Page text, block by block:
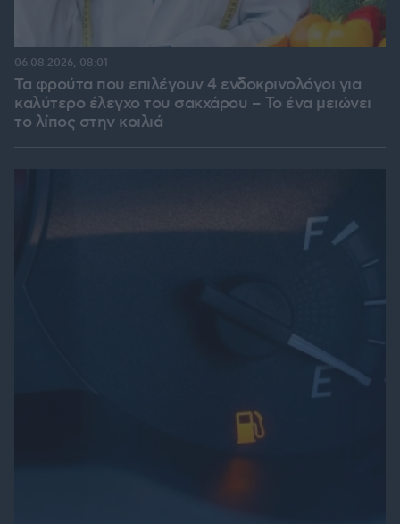
Τα φρούτα που επιλέγουν 4 ενδοκρινολόγοι για
καλύτερο έλεγχο του σακχάρου – Το ένα μειώνει
το λίπος στην κοιλιά
06.08.2026, 08:01